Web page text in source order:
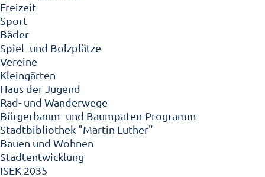
Freizeit
Sport
Bäder
Spiel- und Bolzplätze
Vereine
Kleingärten
Haus der Jugend
Rad- und Wanderwege
Bürgerbaum- und Baumpaten-Programm
Stadtbibliothek "Martin Luther"
Bauen und Wohnen
Stadtentwicklung
ISEK 2035